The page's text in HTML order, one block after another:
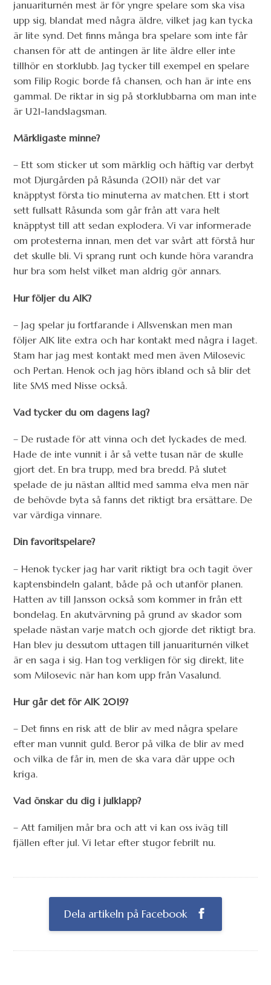
januariturnén mest är för yngre spelare som ska visa
upp sig, blandat med några äldre, vilket jag kan tycka
är lite synd. Det finns många bra spelare som inte får
chansen för att de antingen är lite äldre eller inte
tillhör en storklubb. Jag tycker till exempel en spelare
som Filip Rogic borde få chansen, och han är inte ens
gammal. De riktar in sig på storklubbarna om man inte
är U21-landslagsman.
Märkligaste minne?
– Ett som sticker ut som märklig och häftig var derbyt
mot Djurgården på Råsunda (2011) när det var
knäpptyst första tio minuterna av matchen. Ett i stort
sett fullsatt Råsunda som går från att vara helt
knäpptyst till att sedan explodera. Vi var informerade
om protesterna innan, men det var svårt att förstå hur
det skulle bli. Vi sprang runt och kunde höra varandra
hur bra som helst vilket man aldrig gör annars.
Hur följer du AIK?
– Jag spelar ju fortfarande i Allsvenskan men man
följer AIK lite extra och har kontakt med några i laget.
Stam har jag mest kontakt med men även Milosevic
och Pertan. Henok och jag hörs ibland och så blir det
lite SMS med Nisse också.
Vad tycker du om dagens lag?
– De rustade för att vinna och det lyckades de med.
Hade de inte vunnit i år så vette tusan när de skulle
gjort det. En bra trupp, med bra bredd. På slutet
spelade de ju nästan alltid med samma elva men när
de behövde byta så fanns det riktigt bra ersättare. De
var värdiga vinnare.
Din favoritspelare?
– Henok tycker jag har varit riktigt bra och tagit över
kaptensbindeln galant, både på och utanför planen.
Hatten av till Jansson också som kommer in från ett
bondelag. En akutvärvning på grund av skador som
spelade nästan varje match och gjorde det riktigt bra.
Han blev ju dessutom uttagen till januariturnén vilket
är en saga i sig. Han tog verkligen för sig direkt, lite
som Milosevic när han kom upp från Vasalund.
Hur går det för AIK 2019?
– Det finns en risk att de blir av med några spelare
efter man vunnit guld. Beror på vilka de blir av med
och vilka de får in, men de ska vara där uppe och
kriga.
Vad önskar du dig i julklapp?
– Att familjen mår bra och att vi kan oss iväg till
fjällen efter jul. Vi letar efter stugor febrilt nu.
Dela artikeln på Facebook